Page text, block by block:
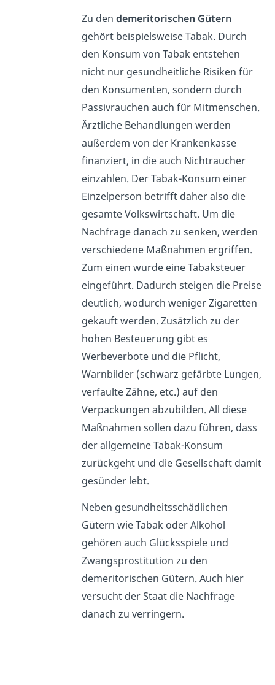
Zu dendemeritorischen Gütern
gehört beispielsweise Tabak. Durch
den Konsum von Tabak entstehen
nicht nur gesundheitliche Risiken für
den Konsumenten, sondern durch
Passivrauchen auch für Mitmenschen.
Ärztliche Behandlungen werden
außerdem von der Krankenkasse
finanziert, in die auch Nichtraucher
einzahlen. Der Tabak-Konsum einer
Einzelperson betrifft daher also die
gesamte Volkswirtschaft. Um die
Nachfrage danach zu senken, werden
verschiedene Maßnahmen ergriffen.
Zum einen wurde eine Tabaksteuer
eingeführt. Dadurch steigen die Preise
deutlich, wodurch weniger Zigaretten
gekauft werden. Zusätzlich zu der
hohen Besteuerung gibt es
Werbeverbote und die Pflicht,
Warnbilder (schwarz gefärbte Lungen,
verfaulte Zähne, etc.) auf den
Verpackungen abzubilden. All diese
Maßnahmen sollen dazu führen, dass
der allgemeine Tabak-Konsum
zurückgeht und die Gesellschaft damit
gesünder lebt.
Neben gesundheitsschädlichen
Gütern wie Tabak oder Alkohol
gehören auch Glücksspiele und
Zwangsprostitution zu den
demeritorischen Gütern. Auch hier
versucht der Staat die Nachfrage
danach zu verringern.